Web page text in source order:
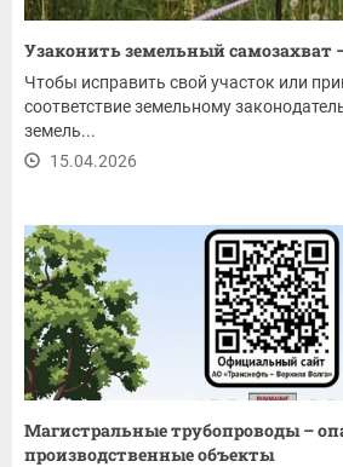
Узаконить земельный самозахват
Чтобы исправить свой участок или
соответствие земельному
земель...
15.04.2026
Магистральные трубопроводы –
производственные объекты